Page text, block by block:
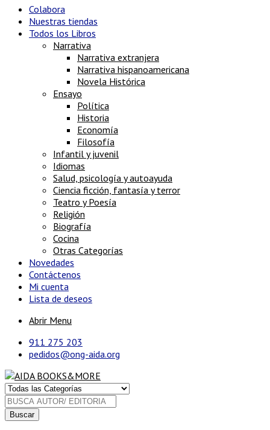
Colabora
Nuestras tiendas
Todos los Libros
Narrativa
Narrativa extranjera
Narrativa hispanoamericana
Novela Histórica
Ensayo
Política
Historia
Economía
Filosofía
Infantil y juvenil
Idiomas
Salud, psicología y autoayuda
Ciencia ficción, fantasía y terror
Teatro y Poesía
Religión
Biografía
Cocina
Otras Categorías
Novedades
Contáctenos
Mi cuenta
Lista de deseos
Abrir Menu
911 275 203
pedidos@ong-aida.org
Buscar